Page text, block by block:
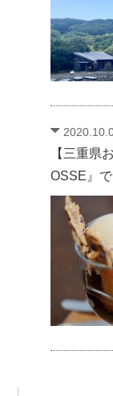
【三重県
OSSE』